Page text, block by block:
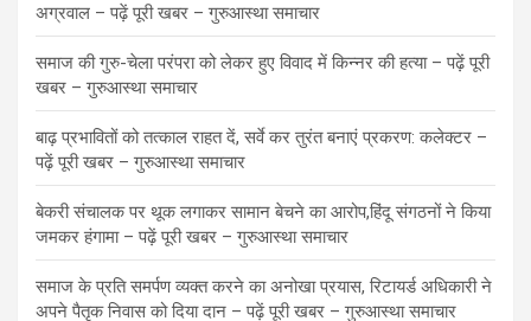
अग्रवाल – पढ़ें पूरी खबर – गुरुआस्था समाचार
समाज की गुरु-चेला परंपरा को लेकर हुए विवाद में किन्नर की हत्या – पढ़ें पूरी
खबर – गुरुआस्था समाचार
बाढ़ प्रभावितों को तत्काल राहत दें, सर्वे कर तुरंत बनाएं प्रकरण: कलेक्टर –
पढ़ें पूरी खबर – गुरुआस्था समाचार
बेकरी संचालक पर थूक लगाकर सामान बेचने का आरोप,हिंदू संगठनों ने किया
जमकर हंगामा – पढ़ें पूरी खबर – गुरुआस्था समाचार
समाज के प्रति समर्पण व्यक्त करने का अनोखा प्रयास, रिटायर्ड अधिकारी ने
अपने पैतृक निवास को दिया दान – पढ़ें पूरी खबर – गुरुआस्था समाचार